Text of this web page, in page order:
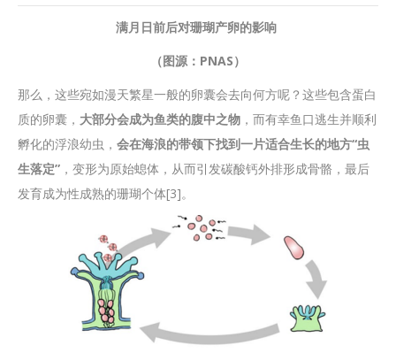
满月日前后对珊瑚产卵的影响
（图源：PNAS）
那么，这些宛如漫天繁星一般的卵囊会去向何方呢？这些包含蛋白
质的卵囊， 大部分会成为鱼类的腹中之物 ，而有幸鱼口逃生并顺利
孵化的浮浪幼虫， 会在海浪的带领下找到一片适合生长的地方“虫
生落定” ，变形为原始螅体，从而引发碳酸钙外排形成骨骼，最后
发育成为性成熟的珊瑚个体[3]。